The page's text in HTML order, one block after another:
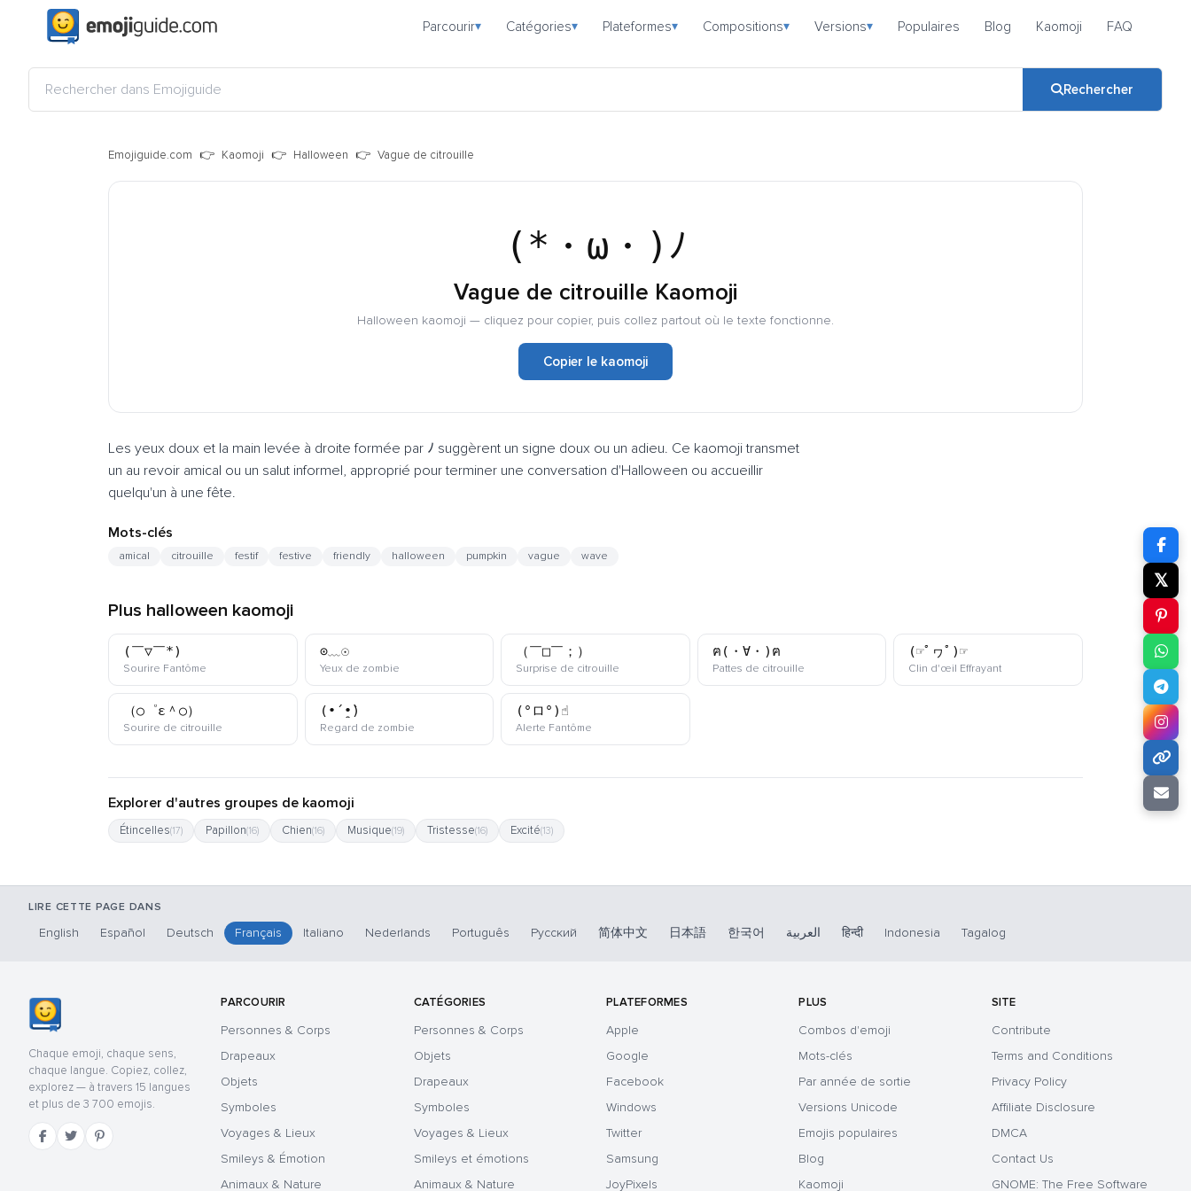
Parcourir▾ Catégories▾ Plateformes▾ Compositions▾ Versions▾ Populaires Blog Kaomoji FAQ
Rechercher
Emojiguide.com Kaomoji Halloween Vague de citrouille
(*・ω・)ﾉ
Vague de citrouille Kaomoji
Halloween kaomoji — cliquez pour copier, puis collez partout où le texte fonctionne.
Copier le kaomoji
Les yeux doux et la main levée à droite formée par ﾉ suggèrent un signe doux ou un adieu. Ce kaomoji transmet
un au revoir amical ou un salut informel, approprié pour terminer une conversation d'Halloween ou accueillir
quelqu'un à une fête.
Mots-clés
amical citrouille festif festive friendly halloween pumpkin vague wave
Plus halloween kaomoji
(￣▽￣*)
Sourire Fantôme
⊙﹏☉
Yeux de zombiekaomoji
（￣□￣；）
Surprise de citrouille
ฅ(・∀・)ฅ
Pattes de citrouillekaomoji
(☞ﾟヮﾟ)☞
Clin d'œil Effrayantkaomoji
（○゜ε＾○）
Sourire de citrouille
(•́ ̯•̀)
Regard de zombiekaomoji
(°ロ°)☝
Alerte Fantôme
Explorer d'autres groupes de kaomoji
Étincelles(17) Papillon(16) Chien(16) Musique(19) Tristesse(16) Excité(13)
𝕏
LIRE CETTE PAGE DANS
English Español Deutsch Français Italiano Nederlands Português Русский 简体中文 日本語 한국어 العربية हिन्दी Indonesia Tagalog
Chaque emoji, chaque sens,
chaque langue. Copiez, collez,
explorez — à travers 15 langues
et plus de 3 700 emojis.
PARCOURIR
Personnes & Corps
Drapeaux
Objets
Symboles
Voyages & Lieux
Smileys & Émotion
Animaux & Nature
CATÉGORIES
Personnes & Corps
Objets
Drapeaux
Symboles
Voyages & Lieux
Smileys et émotions
Animaux & Nature
PLATEFORMES
Apple
Google
Facebook
Windows
Twitter
Samsung
JoyPixels
PLUS
Combos d'emoji
Mots-clés
Par année de sortie
Versions Unicode
Emojis populaires
Blog
Kaomoji
SITE
Contribute
Terms and Conditions
Privacy Policy
Affiliate Disclosure
DMCA
Contact Us
GNOME: The Free Software